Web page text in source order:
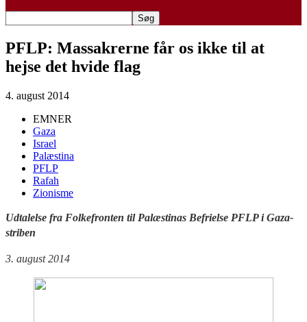
PFLP: Massakrerne får os ikke til at
hejse det hvide flag
4. august 2014
EMNER
Gaza
Israel
Palæstina
PFLP
Rafah
Zionisme
Udtalelse fra Folkefronten til Palæstinas Befrielse PFLP i Gaza-
striben
3. august 2014